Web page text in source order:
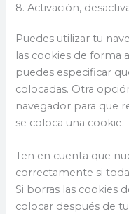
8. Activación,
Puedes utilizar tu
las cookies de forma
puedes especificar
colocadas. Otra
navegador para que
se coloca una cookie.
Ten en cuenta que
correctamente si
Si borras las cookies
colocar después de